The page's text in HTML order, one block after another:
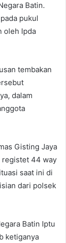
Batin.
pukul
oleh Ipda
tembakan
dalam
Gisting Jaya
registet 44 way
saat ini di
dari polsek
Batin Iptu
ketiganya